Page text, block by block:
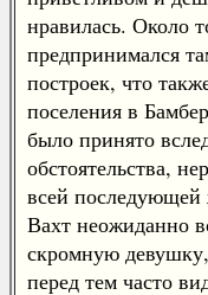
нравилась. Около
предпринимался
построек, что
поселения в
было принято
обстоятельства,
всей
Вахт неожиданно
скромную
перед тем часто